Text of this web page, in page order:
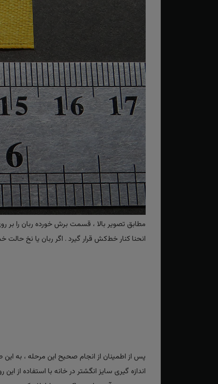
مطابق تصویر بالا ، قسمت برش خورده ربان را
انحنا کنار خط‌کش قرار گیرد . اگر ربان یا نخ
پس از اطمینان از انجام صحیح این مرحله ، به
اندازه گیری سایز انگشتر در خانه با استفاده از